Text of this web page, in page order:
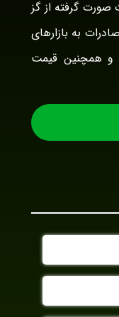
صورت گرفته از گز
به بازارهای
و همچنین قیمت